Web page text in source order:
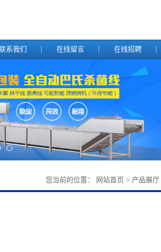
系我们 在线留言 在线招聘
您当前的位置： 网站首页 > 产品展厅